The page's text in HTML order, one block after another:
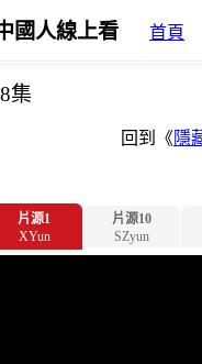
國人線上看 首頁
集
回到《隱
片源1
XYun
片源10
SZyun